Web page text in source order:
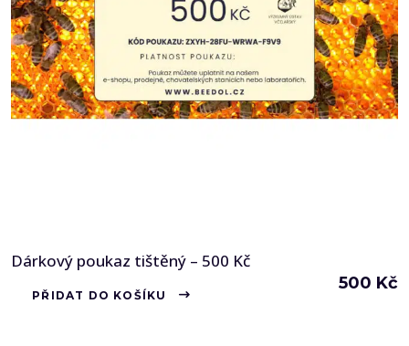
Dárkový poukaz tištěný – 500 Kč
500 Kč
PŘIDAT DO KOŠÍKU